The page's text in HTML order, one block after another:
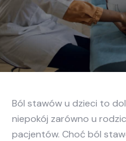
Ból stawów u dzieci to
niepokój zarówno u
pacjentów. Choć ból